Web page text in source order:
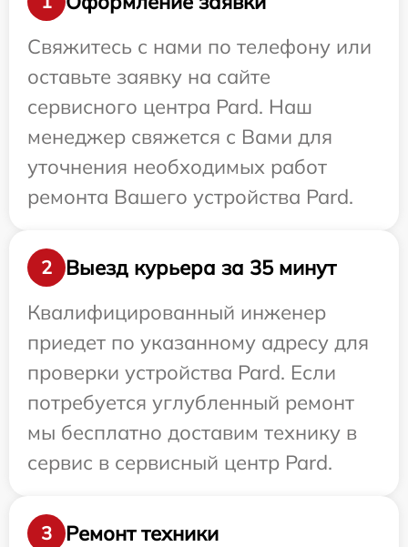
Свяжитесь с нами по телефону или
оставьте заявку на сайте
сервисного центра Pard. Наш
менеджер свяжется с Вами для
уточнения необходимых работ
ремонта Вашего устройства Pard.
2
Выезд курьера за 35 минут
Квалифицированный инженер
приедет по указанному адресу для
проверки устройства Pard. Если
потребуется углубленный ремонт
мы бесплатно доставим технику в
сервис в сервисный центр Pard.
3
Ремонт техники